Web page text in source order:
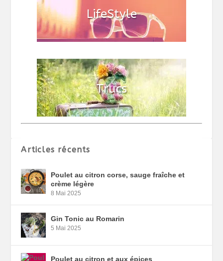
Articles récents
Poulet au citron corse, sauge fraîche et
crème légère
8 Mai 2025
Gin Tonic au Romarin
5 Mai 2025
Poulet au citron et aux épices